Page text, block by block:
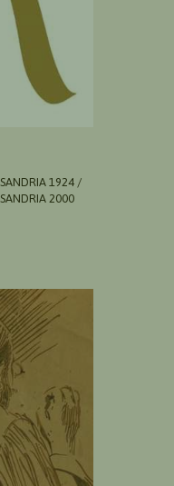
1924 /
2000